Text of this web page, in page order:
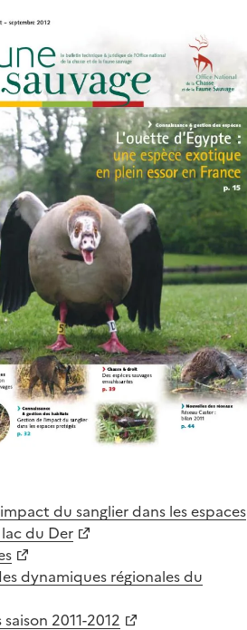
du sanglier dans les espaces
du Der
dynamiques régionales du
2011-2012